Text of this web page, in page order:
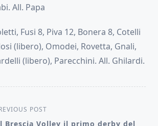
All. Papa
Fusi 8, Piva 12, Bonera 8, Cotelli
(libero), Omodei, Rovetta, Gnali,
(libero), Parecchini. All. Ghilardi.
POST
Brescia Volley il primo derby del